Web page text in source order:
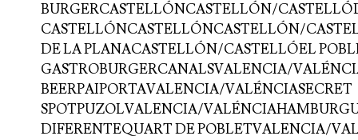
BURGERCASTELLÓNCASTELLÓN/
CASTELLÓNCASTELLÓNCASTELLÓN/
DE LA PLANACASTELLÓN/CASTELLÓEL
GASTROBURGERCANALSVALENCIA/
BEERPAIPORTAVALENCIA/VALÉNCIASECRET
SPOTPUZOLVALENCIA/
DIFERENTEQUART DE POBLETVALENCIA/